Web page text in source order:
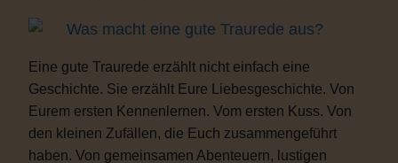
Was macht eine gute Traurede aus?
Eine gute Traurede erzählt nicht einfach eine
Geschichte. Sie erzählt Eure Liebesgeschichte. Von
Eurem ersten Kennenlernen. Vom ersten Kuss. Von
den kleinen Zufällen, die Euch zusammengeführt
haben. Von gemeinsamen Abenteuern, lustigen